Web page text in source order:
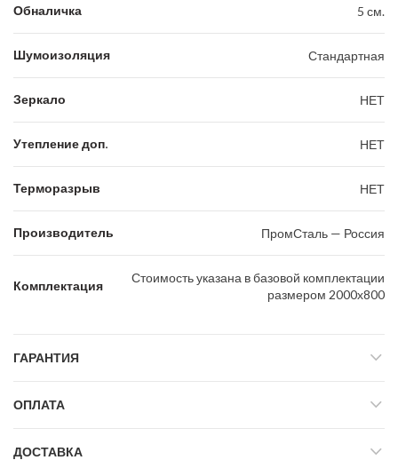
Обналичка 5 см.
Шумоизоляция Стандартная
Зеркало НЕТ
Утепление доп. НЕТ
Терморазрыв НЕТ
Производитель ПромСталь — Россия
Комплектация
Стоимость указана в базовой комплектации
размером 2000х800
ГАРАНТИЯ
ОПЛАТА
ДОСТАВКА